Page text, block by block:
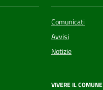
Comunicati
Avvisi
Notizie
VIVERE IL COMUNE